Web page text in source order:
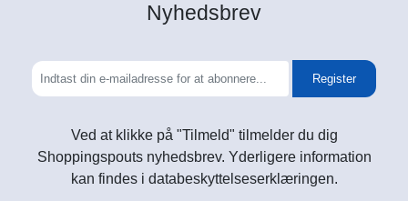
Nyhedsbrev
Register
Ved at klikke på "Tilmeld" tilmelder du dig
Shoppingspouts nyhedsbrev. Yderligere information
kan findes i databeskyttelseserklæringen.